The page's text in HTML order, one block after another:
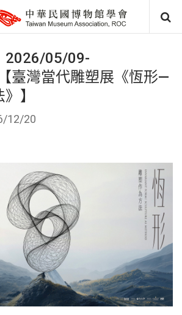
2026/05/09-
臺灣當代雕塑展《恆形—
】
12/20